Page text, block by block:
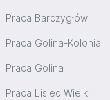
Praca Barczygłów
Praca Golina-Kolonia
Praca Golina
Praca Lisiec Wielki